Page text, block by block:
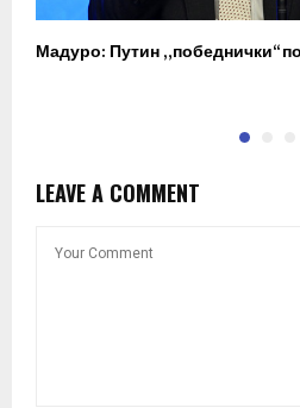
Мадуро: Путин „победнички“
LEAVE A COMMENT